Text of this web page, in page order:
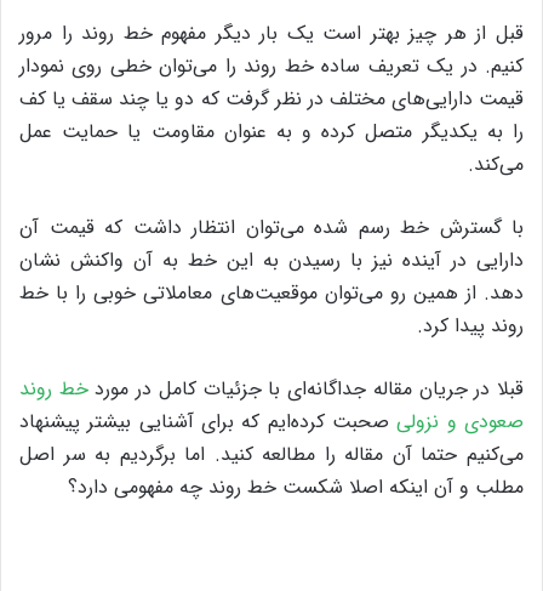
قبل از هر چیز بهتر است یک بار دیگر مفهوم خط روند را مرور
کنیم. در یک تعریف ساده خط روند را می‌توان خطی روی نمودار
قیمت دارایی‌های مختلف در نظر گرفت که دو یا چند سقف یا کف
را به یکدیگر متصل کرده و به عنوان مقاومت یا حمایت عمل
می‌کند.
با گسترش خط رسم شده می‌توان انتظار داشت که قیمت آن
دارایی در آینده نیز با رسیدن به این خط به آن واکنش نشان
دهد. از همین رو می‌توان موقعیت‌های معاملاتی خوبی را با خط
روند پیدا کرد.
قبلا در جریان مقاله جداگانه‌ای با جزئیات کامل در موردخط روند
صعودی و نزولیصحبت کرده‌ایم که برای آشنایی بیشتر پیشنهاد
می‌کنیم حتما آن مقاله را مطالعه کنید. اما برگردیم به سر اصل
مطلب و آن اینکه اصلا شکست خط روند چه مفهومی دارد؟